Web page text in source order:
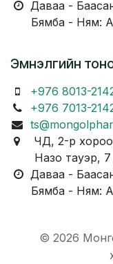
Даваа -
Бямба - Ням:
Эмнэлгийн тоног
+976 8013-
+976 7013-
ЧД, 2-р
Назо тауэр, 7
Даваа -
Бямба - Ням:
© 2026